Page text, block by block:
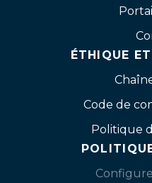
ÉTHIQUE
Code de
Politique